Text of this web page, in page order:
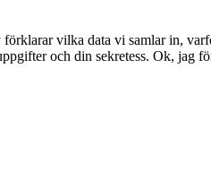
vilka data vi samlar in,
och din sekretess. Ok, jag